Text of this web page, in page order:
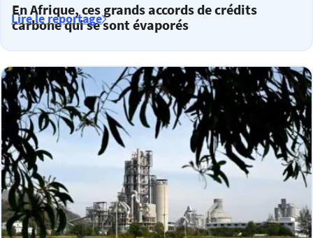
En Afrique, ces grands accords de crédits
carbone qui se sont évaporés
Lire le reportage